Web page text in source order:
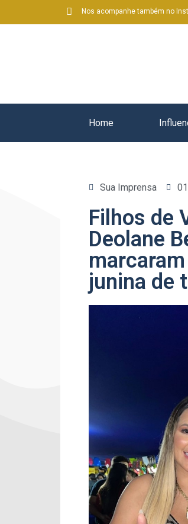
Nos acompanhe também no
Home
Sua Imprensa
Filhos de
Deolane
junina de